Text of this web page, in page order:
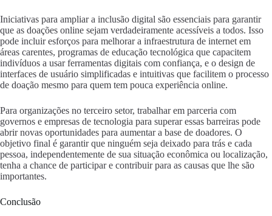
Iniciativas para ampliar a inclusão digital são essenciais para garantir
que as doações online sejam verdadeiramente acessíveis a todos. Isso
pode incluir esforços para melhorar a infraestrutura de internet em
áreas carentes, programas de educação tecnológica que capacitem
indivíduos a usar ferramentas digitais com confiança, e o design de
interfaces de usuário simplificadas e intuitivas que facilitem o processo
de doação mesmo para quem tem pouca experiência online.
Para organizações no terceiro setor, trabalhar em parceria com
governos e empresas de tecnologia para superar essas barreiras pode
abrir novas oportunidades para aumentar a base de doadores. O
objetivo final é garantir que ninguém seja deixado para trás e cada
pessoa, independentemente de sua situação econômica ou localização,
tenha a chance de participar e contribuir para as causas que lhe são
importantes.
Conclusão